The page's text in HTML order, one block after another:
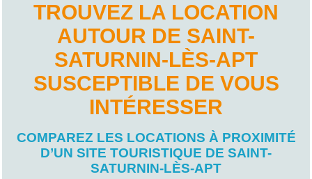
TROUVEZ LA LOCATION
AUTOUR DE SAINT-
SATURNIN-LÈS-APT
SUSCEPTIBLE DE VOUS
INTÉRESSER
COMPAREZ LES LOCATIONS À PROXIMITÉ
D’UN SITE TOURISTIQUE DE SAINT-
SATURNIN-LÈS-APT